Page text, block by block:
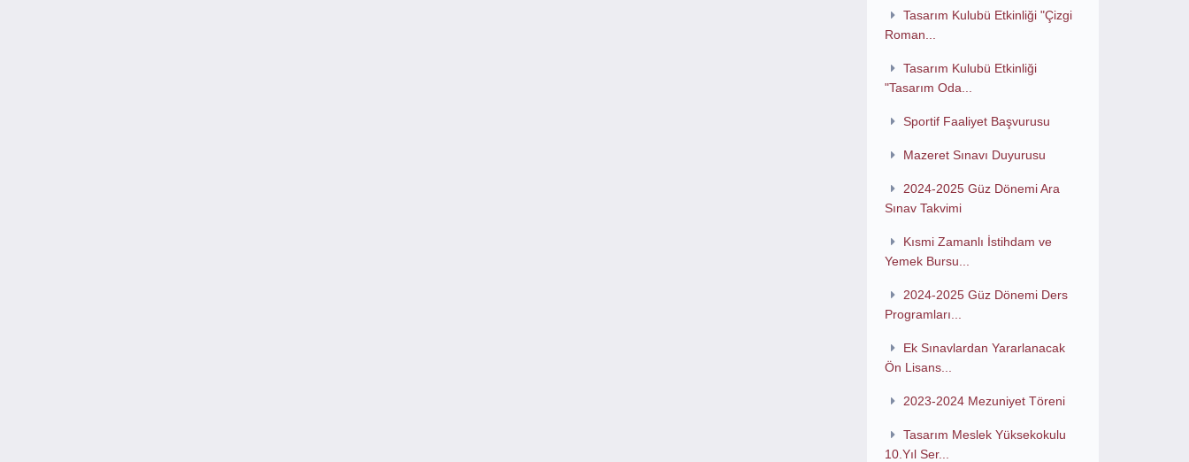
Tasarım Kulubü Etkinliği "Çizgi
Roman...
Tasarım Kulubü Etkinliği
"Tasarım Oda...
Sportif Faaliyet Başvurusu
Mazeret Sınavı Duyurusu
2024-2025 Güz Dönemi Ara
Sınav Takvimi
Kısmi Zamanlı İstihdam ve
Yemek Bursu...
2024-2025 Güz Dönemi Ders
Programları...
Ek Sınavlardan Yararlanacak
Ön Lisans...
2023-2024 Mezuniyet Töreni
Tasarım Meslek Yüksekokulu
10.Yıl Ser...